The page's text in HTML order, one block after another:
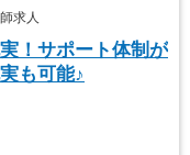
求人
！サポート体制が
も可能♪